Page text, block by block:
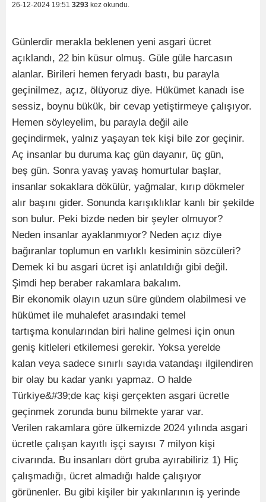
26-12-2024 19:51 3293 kez okundu.
Günlerdir merakla beklenen yeni asgari ücret
açıklandı, 22 bin küsur olmuş. Güle güle harcasın
alanlar. Birileri hemen feryadı bastı, bu parayla
geçinilmez, açız, ölüyoruz diye. Hükümet kanadı ise
sessiz, boynu bükük, bir cevap yetiştirmeye çalışıyor.
Hemen söyleyelim, bu parayla değil aile
geçindirmek, yalnız yaşayan tek kişi bile zor geçinir.
Aç insanlar bu duruma kaç gün dayanır, üç gün,
beş gün. Sonra yavaş yavaş homurtular başlar,
insanlar sokaklara dökülür, yağmalar, kırıp dökmeler
alır başını gider. Sonunda karışıklıklar kanlı bir şekilde
son bulur. Peki bizde neden bir şeyler olmuyor?
Neden insanlar ayaklanmıyor? Neden açız diye
bağıranlar toplumun en varlıklı kesiminin sözcüleri?
Demek ki bu asgari ücret işi anlatıldığı gibi değil.
Şimdi hep beraber rakamlara bakalım.
Bir ekonomik olayın uzun süre gündem olabilmesi ve
hükümet ile muhalefet arasındaki temel
tartışma konularından biri haline gelmesi için onun
geniş kitleleri etkilemesi gerekir. Yoksa yerelde
kalan veya sadece sınırlı sayıda vatandaşı ilgilendiren
bir olay bu kadar yankı yapmaz. O halde
Türkiye&#39;de kaç kişi gerçekten asgari ücretle
geçinmek zorunda bunu bilmekte yarar var.
Verilen rakamlara göre ülkemizde 2024 yılında asgari
ücretle çalışan kayıtlı işçi sayısı 7 milyon kişi
civarında. Bu insanları dört gruba ayırabiliriz 1) Hiç
çalışmadığı, ücret almadığı halde çalışıyor
görünenler. Bu gibi kişiler bir yakınlarının iş yerinde